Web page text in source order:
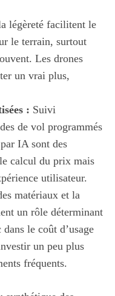
légèreté facilitent le
le terrain, surtout
Les drones
un vrai plus,
: Suivi
de vol programmés
IA sont des
calcul du prix mais
utilisateur.
matériaux et la
un rôle déterminant
le coût d’usage
un peu plus
fréquents.